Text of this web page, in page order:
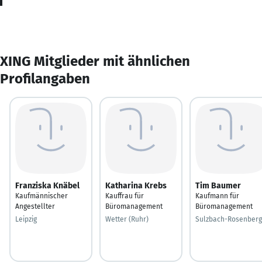
XING Mitglieder mit ähnlichen
Profilangaben
Franziska Knäbel
Kaufmännischer
Angestellter
Leipzig
Katharina Krebs
Kauffrau für
Büromanagement
Wetter (Ruhr)
Tim Baumer
Kaufmann für
Büromanagement
Sulzbach-Rosenberg